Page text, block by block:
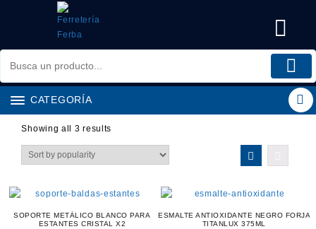
CATEGORÍA
Showing all 3 results
SOPORTE METÁLICO BLANCO PARA
ESTANTES CRISTAL X2
ESMALTE ANTIOXIDANTE NEGRO FORJA
TITANLUX 375ML